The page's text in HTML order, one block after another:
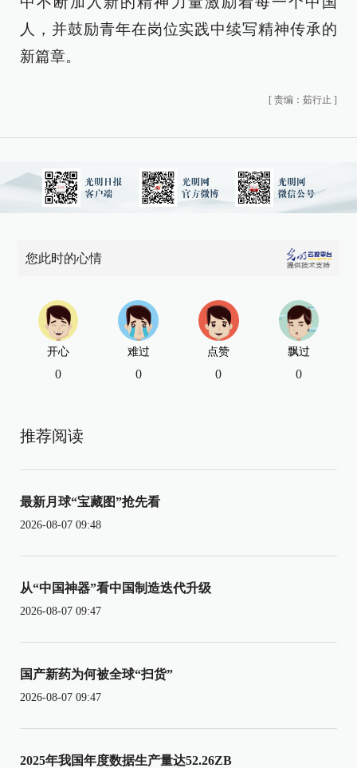
人，并鼓励青年在岗位实践中续写精神传承的
新篇章。
[ 责编：茹行止 ]
您此时的心情
开心
0
难过
0
点赞
0
飘过
0
推荐阅读
最新月球“宝藏图”抢先看
2026-08-07 09:48
从“中国神器”看中国制造迭代升级
2026-08-07 09:47
国产新药为何被全球“扫货”
2026-08-07 09:47
2025年我国年度数据生产量达52.26ZB